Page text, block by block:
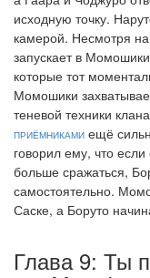
исходную точку.
камерой. Несмотря
запускает в
которые тот
Момошики
теневой техники
приёмниками ещё
говорил ему, что
больше сражаться,
самостоятельно.
Саске, а Боруто
Глава 9: Ты